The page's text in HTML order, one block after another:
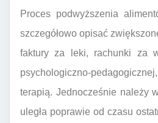
Proces podwyższenia
szczegółowo opisać
faktury za leki, rachunki za
psychologiczno-
terapią. Jednocześnie należy
uległa poprawie od czasu